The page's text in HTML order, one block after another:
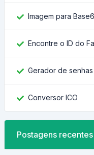
Imagem para
Encontre o ID do
Gerador de senhas
Conversor ICO
Postagens recentes